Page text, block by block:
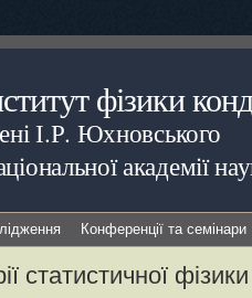
фізики
І.Р. Юхновського
академії
Конференції та семінари
статистичної